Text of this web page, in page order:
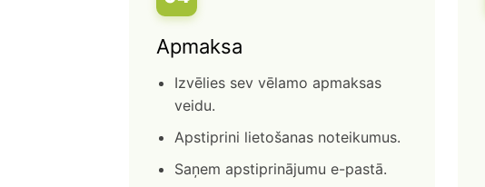
Apmaksa
Izvēlies sev vēlamo apmaksas
veidu.
Apstiprini lietošanas noteikumus.
Saņem apstiprinājumu e-pastā.